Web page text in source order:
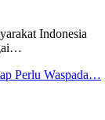
Indonesia
…
Perlu Waspada…